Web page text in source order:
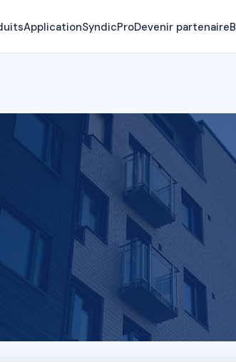
ApplicationSyndicProDevenir partenaire